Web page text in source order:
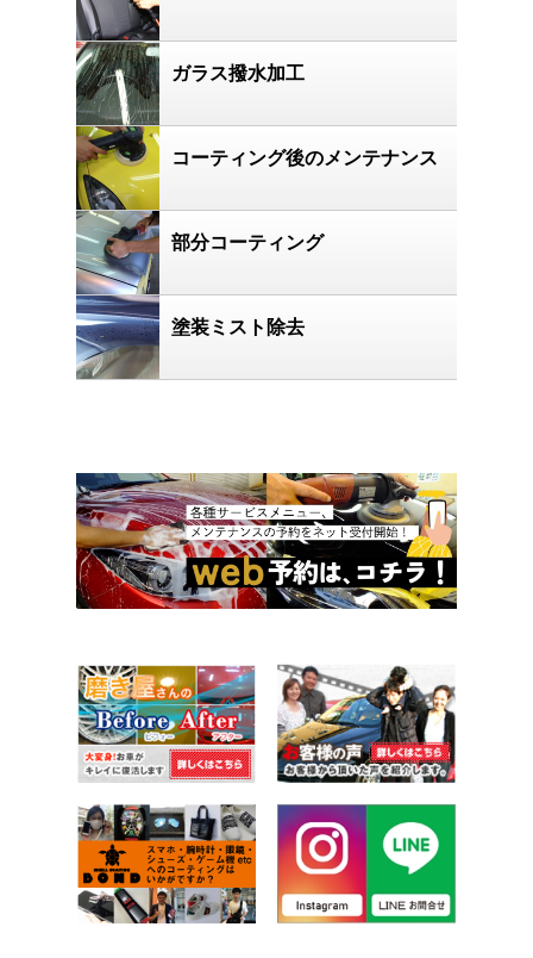
ガラス撥水加工
コーティング後のメンテナンス
部分コーティング
塗装ミスト除去